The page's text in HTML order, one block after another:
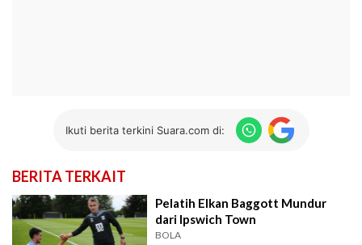
Ikuti berita terkini Suara.com di:
BERITA TERKAIT
Pelatih Elkan Baggott Mundur
dari Ipswich Town
BOLA